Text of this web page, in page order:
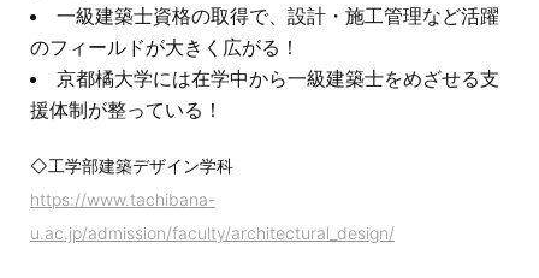
一級建築士資格の取得で、設計・施工管理など活躍
のフィールドが大きく広がる！
京都橘大学には在学中から一級建築士をめざせる支
援体制が整っている！
◇工学部建築デザイン学科
https://www.tachibana-
u.ac.jp/admission/faculty/architectural_design/